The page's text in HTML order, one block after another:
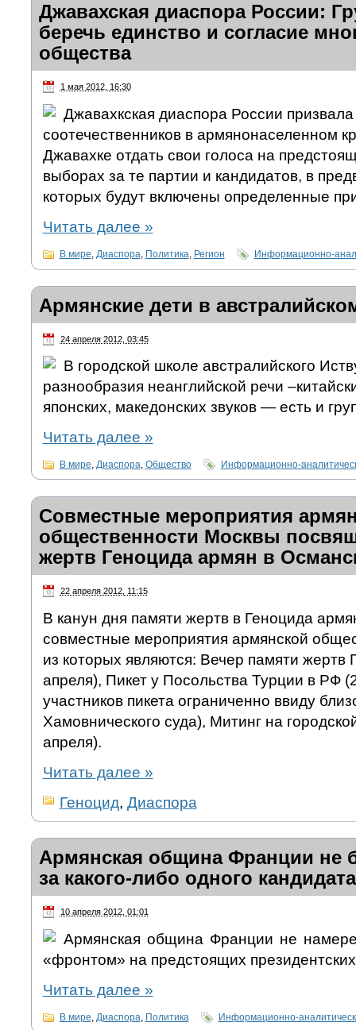
Джавахская диаспора России:
беречь единство и согласие
общества
1 мая 2012, 16:30
Джавахкская диаспора России
соотечественников в армянонаселенном
Джавахке отдать свои голоса на
выборах за те партии и кандидатов, в
которых будут включены определенные
Читать далее »
В мире Диаспора Политика Регион Информационно-
Армянские дети в
24 апреля 2012, 03:45
В городской школе австралийского
разнообразия неанглийской речи
японских, македонских звуков — есть и
Читать далее »
В мире, Диаспора, Общество Информационно-
Совместные мероприятия
общественности Москвы
жертв Геноцида армян в
22 апреля 2012, 11:15
В канун дня памяти жертв в Геноцида
совместные мероприятия армянской
из которых являются: Вечер памяти жертв
апреля), Пикет у Посольства Турции в РФ
участников пикета ограниченно ввиду
Хамовнического суда), Митинг на
апреля).
Читать далее »
Геноцид, Диаспора
Армянская община Франции не
за какого-либо одного кандидата
10 апреля 2012, 01:01
Армянская община Франции не
«фронтом» на предстоящих
Читать далее »
В мире, Диаспора, Политика Информационно-